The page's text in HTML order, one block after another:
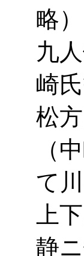
略
九
崎
松
（
て
上
静